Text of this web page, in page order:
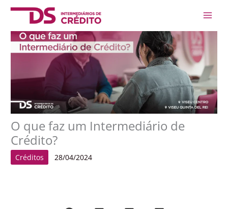
Skip
Main
O que faz um Intermediário de
Crédito?
Créditos 28/04/2024